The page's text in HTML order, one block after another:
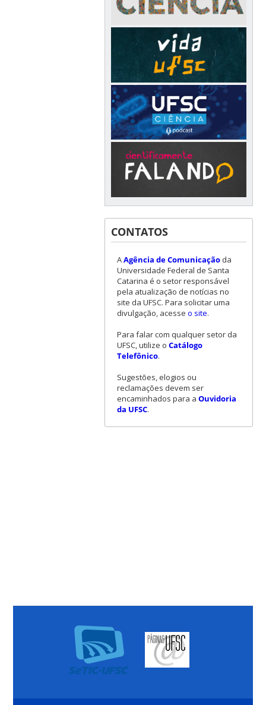
CONTATOS
AAgência de Comunicaçãoda
Universidade Federal de Santa
Catarina é o setor responsável
pela atualização de notícias no
site da UFSC. Para solicitar uma
divulgação, acesse o site.
Para falar com qualquer setor da
UFSC, utilize o Catálogo
Telefônico.
Sugestões, elogios ou
reclamações devem ser
encaminhados para a Ouvidoria
da UFSC.